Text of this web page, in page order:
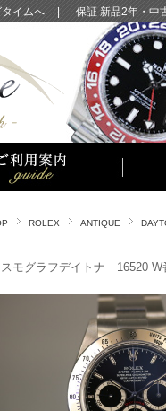
イムへ 保証 新品2年・中
ROLEX ANTIQUE
スモグラフデイトナ 16520